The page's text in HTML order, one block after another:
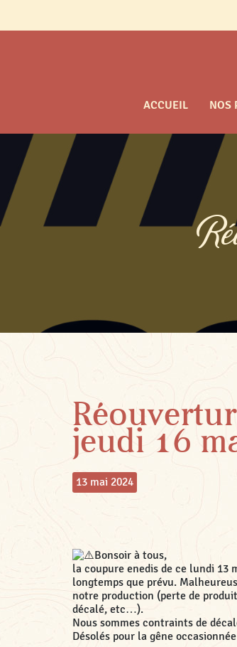
ACCUEIL NOS
jeudi 16
13 mai 2024
Bonsoir à tous,
la coupure enedis de ce lundi 13
longtemps que prévu.
notre production (perte de
décalé, etc…).
Nous sommes contraints de
Désolés pour la gêne occasionnée